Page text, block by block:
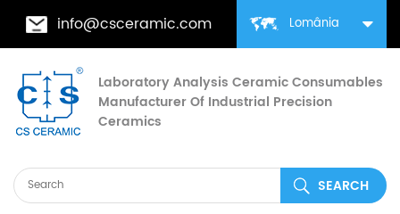
Lomânia
info@csceramic.com
Laboratory Analysis Ceramic Consumables
Manufacturer Of Industrial Precision
Ceramics